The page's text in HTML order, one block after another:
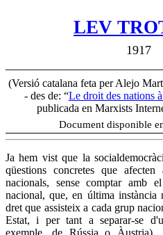
LEV
1917
(Versió catalana feta per Alejo
- des de: “Le droit des nations
publicada en Marxists
Document disponible
Ja hem vist que la
qüestions concretes que
nacionals, sense comptar amb
nacional, que, en última instància
dret que assisteix a cada grup
Estat, i per tant a separar-se